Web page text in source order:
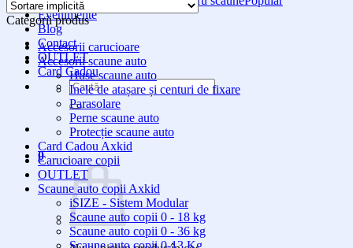
Evenimente
Blog
Contact
OUTLET
Card Cadou
Caută
după:
0
Categorii produs
Accesorii carucioare
Accesorii scaune auto
Huse scaune auto
Inele de atașare și centuri de fixare
Parasolare
Perne scaune auto
Protecție scaune auto
Card Cadou Axkid
Carucioare copii
OUTLET
Scaune auto copii Axkid
iSIZE - Sistem Modular
Scaune auto copii 0 - 18 kg
Scaune auto copii 0 - 36 kg
Scaune auto copii 0-13 Kg